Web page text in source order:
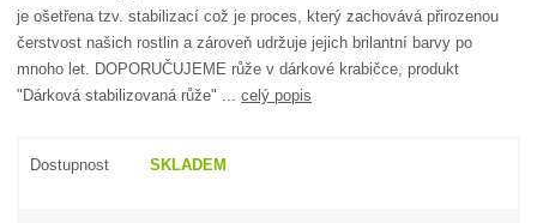
je ošetřena tzv. stabilizací což je proces, který zachovává přirozenou
čerstvost našich rostlin a zároveň udržuje jejich brilantní barvy po
mnoho let. DOPORUČUJEME růže v dárkové krabičce, produkt
"Dárková stabilizovaná růže" ...celý popis
Dostupnost SKLADEM